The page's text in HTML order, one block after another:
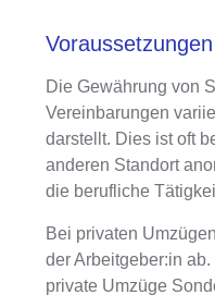
Die Gewährung von
Vereinbarungen
darstellt. Dies ist oft
anderen Standort
die berufliche
Bei privaten
der Arbeitgeber:in ab.
private Umzüge